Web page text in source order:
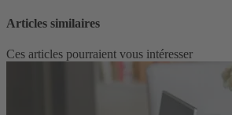
Articles similaires
Ces articles pourraient vous intéresser